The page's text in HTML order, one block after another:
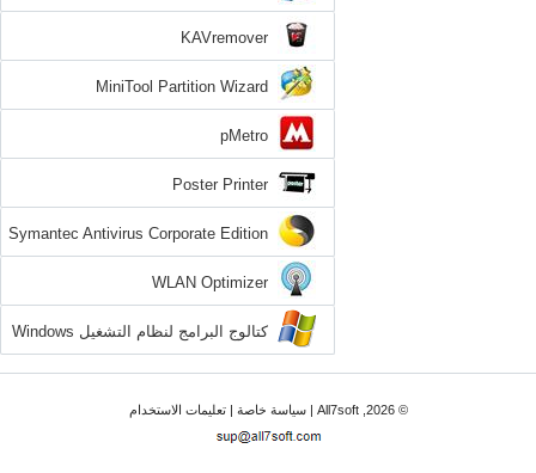
KAVremover
MiniTool Partition Wizard
pMetro
Poster Printer
Symantec Antivirus Corporate Edition
WLAN Optimizer
كتالوج البرامج لنظام التشغيل Windows
7
© 2026, All7soft | سياسة خاصة|تعليمات الاستخدام